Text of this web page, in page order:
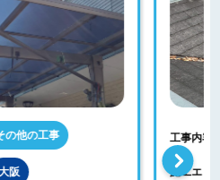
とい掃除
阪
工事内容